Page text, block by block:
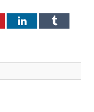
LinkedInTumblr